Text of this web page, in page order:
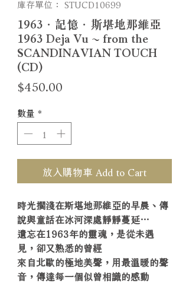
庫存單位： STUCD10699
1963．記憶．斯堪地那維亞
1963 Deja Vu ~ from the
SCANDINAVIAN TOUCH
(CD)
$450.00
數量 *
放入購物車 Add to Cart
時光擱淺在斯堪地那維亞的早晨、傳
說與童話在冰河深處靜靜蔓延…
遺忘在1963年的靈魂，是從未遇
見，卻又熟悉的曾經
來自北歐的極地美聲，用最溫暖的聲
音，傳達每一個似曾相識的感動